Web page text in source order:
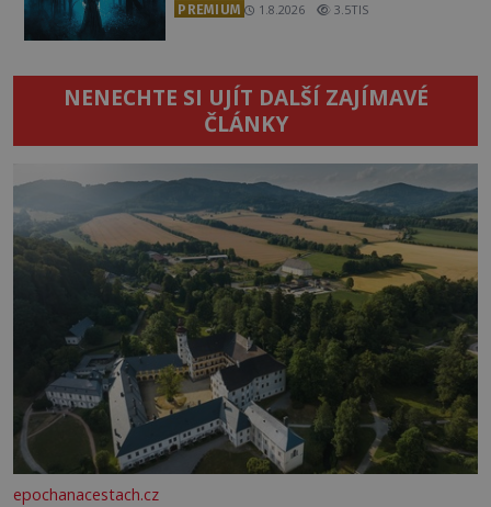
PREMIUM 1.8.2026 3.5TIS
NENECHTE SI UJÍT DALŠÍ ZAJÍMAVÉ
ČLÁNKY
epochanacestach.cz